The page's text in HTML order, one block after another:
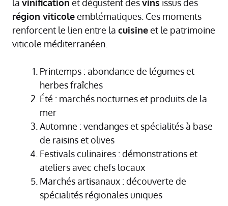
la vinification et dégustent desvins issus des
région viticoleemblématiques. Ces moments
renforcent le lien entre la cuisineet le patrimoine
viticole méditerranéen.
Printemps : abondance de légumes et
herbes fraîches
Été : marchés nocturnes et produits de la
mer
Automne : vendanges et spécialités à base
de raisins et olives
Festivals culinaires : démonstrations et
ateliers avec chefs locaux
Marchés artisanaux : découverte de
spécialités régionales uniques